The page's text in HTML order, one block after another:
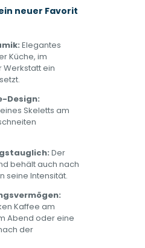
neuer Favorit
Elegantes
Küche, im
ein
Design:
Skeletts am
Der
behält auch nach
seine Intensität.
Kaffee am
Abend oder eine
der